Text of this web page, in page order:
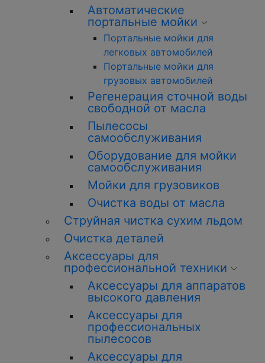
Автоматические
портальные мойки
Портальные мойки для
легковых автомобилей
Портальные мойки для
грузовых автомобилей
Регенерация сточной воды
свободной от масла
Пылесосы
самообслуживания
Оборудование для мойки
самообслуживания
Мойки для грузовиков
Очистка воды от масла
Струйная чистка сухим льдом
Очистка деталей
Аксессуары для
профессиональной техники
Аксессуары для аппаратов
высокого давления
Аксессуары для
профессиональных
пылесосов
Аксессуары для